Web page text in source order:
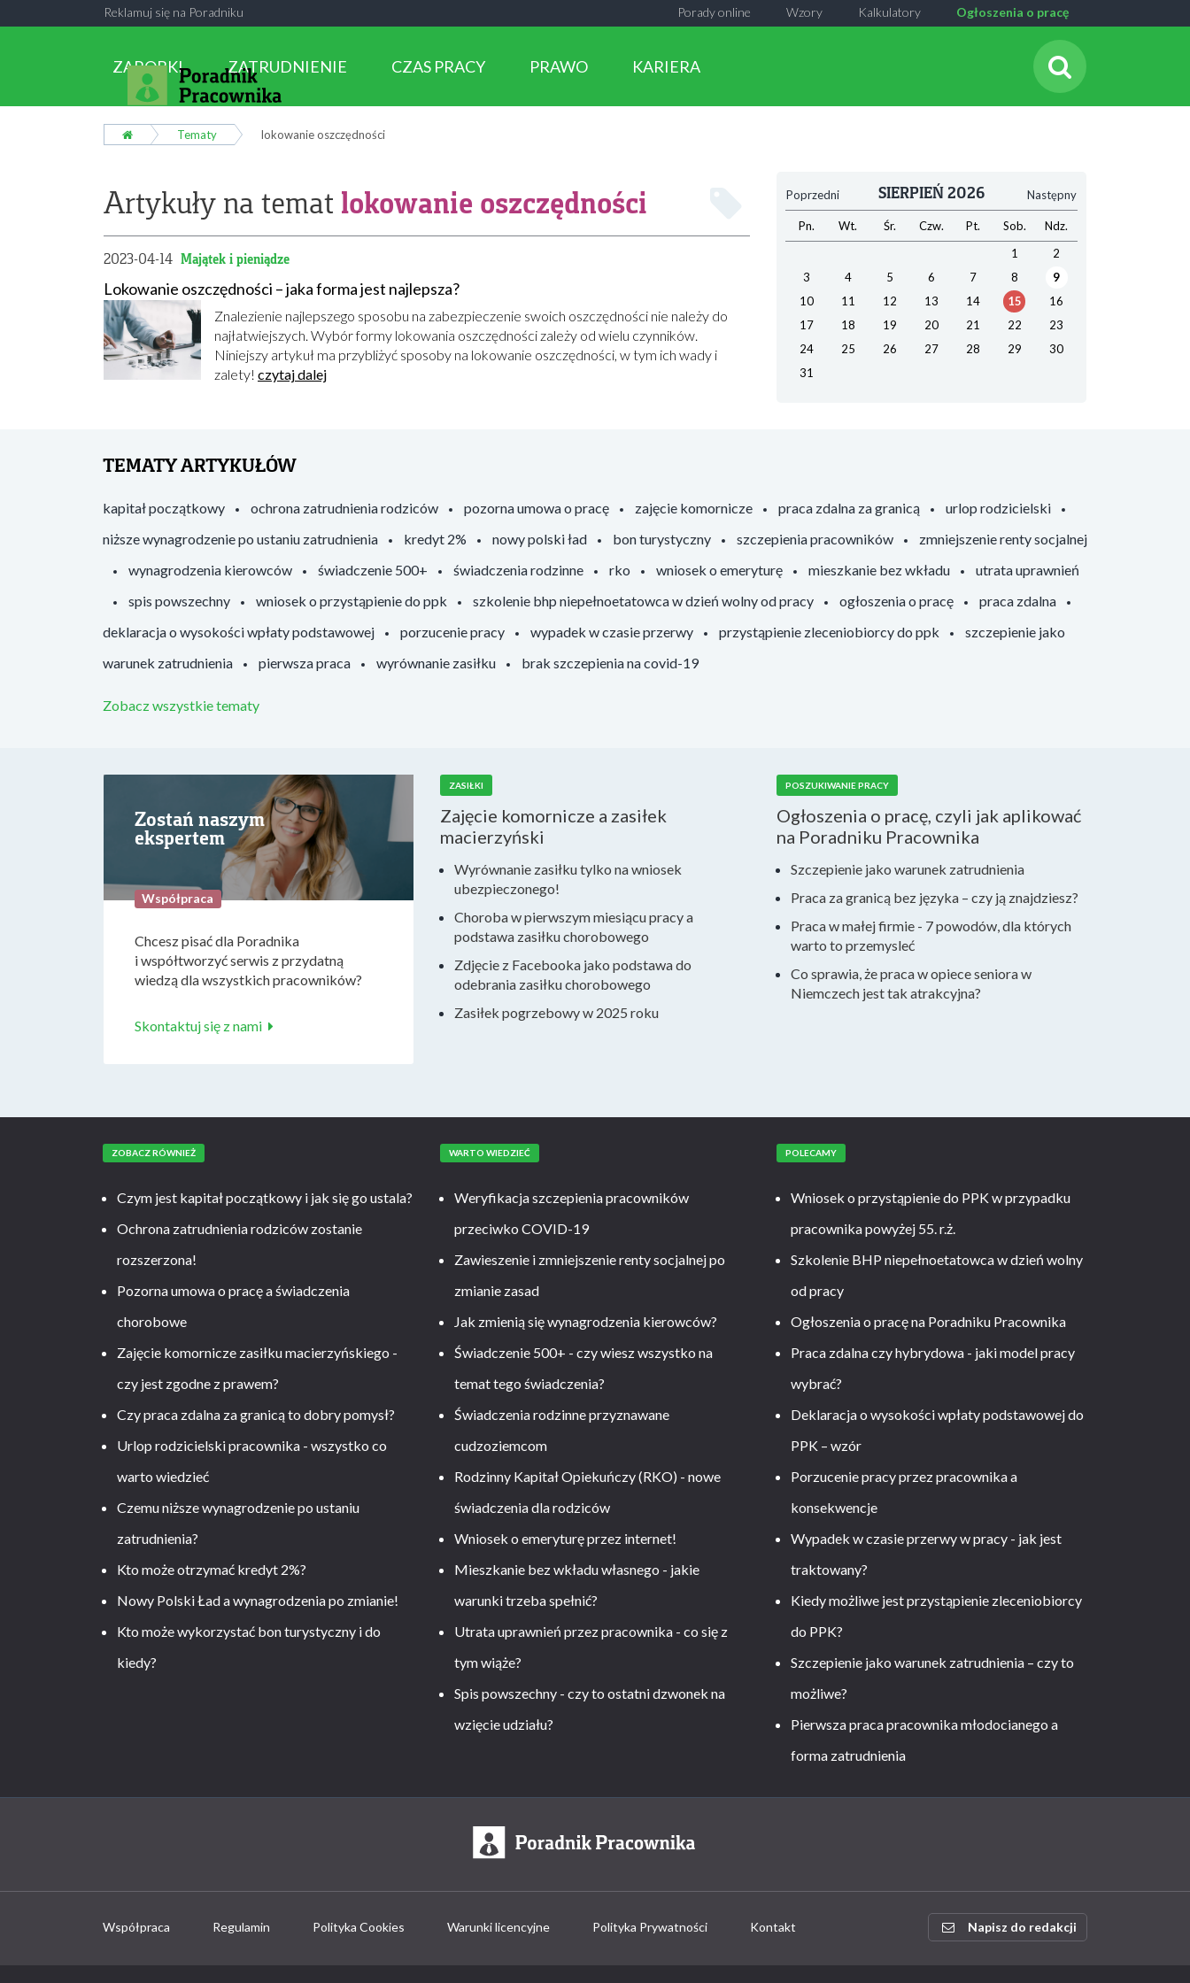
Reklamuj się na Poradniku Ogłoszenia o pracę
Kalkulatory
Wzory
Porady online
ZAROBKI ZATRUDNIENIE CZAS PRACY PRAWO KARIERA
Tematy lokowanie oszczędności
Artykuły na temat lokowanie oszczędności
2023-04-14 Majątek i pieniądze
Lokowanie oszczędności – jaka forma jest najlepsza?
Znalezienie najlepszego sposobu na zabezpieczenie swoich oszczędności nie należy do
najłatwiejszych. Wybór formy lokowania oszczędności zależy od wielu czynników.
Niniejszy artykuł ma przybliżyć sposoby na lokowanie oszczędności, w tym ich wady i
zalety! czytaj dalej
Poprzedni Następny
SIERPIEŃ 2026
Pn. Wt. Śr. Czw. Pt. Sob.
Ndz.
1
2
3
4 5 6 7 8
9
10
11 12 13 14 15
16
17
18 19 20 21 22
23
24
25 26 27 28 29
30
31
TEMATY ARTYKUŁÓW
kapitał początkowy ochrona zatrudnienia rodziców pozorna umowa o pracę zajęcie komornicze praca zdalna za granicą
urlop rodzicielski
niższe wynagrodzenie po ustaniu zatrudnienia
kredyt 2% nowy polski ład bon turystyczny szczepienia pracowników
zmniejszenie renty socjalnej
wynagrodzenia kierowców
świadczenie 500+ świadczenia rodzinne rko wniosek o emeryturę mieszkanie bez wkładu
utrata uprawnień
spis powszechny
wniosek o przystąpienie do ppk szkolenie bhp niepełnoetatowca w dzień wolny od pracy ogłoszenia o pracę
praca zdalna
deklaracja o wysokości wpłaty podstawowej
porzucenie pracy wypadek w czasie przerwy przystąpienie zleceniobiorcy do ppk
szczepienie jako
warunek zatrudnienia
pierwsza praca wyrównanie zasiłku brak szczepienia na covid-19
Zobacz wszystkie tematy
Zostań naszym
ekspertem
Współpraca
Chcesz pisać dla Poradnika
i współtworzyć serwis z przydatną
wiedzą dla wszystkich pracowników?
Skontaktuj się z nami
ZASIŁKI
Zajęcie komornicze a zasiłek
macierzyński
Wyrównanie zasiłku tylko na wniosek
ubezpieczonego!
Choroba w pierwszym miesiącu pracy a
podstawa zasiłku chorobowego
Zdjęcie z Facebooka jako podstawa do
odebrania zasiłku chorobowego
Zasiłek pogrzebowy w 2025 roku
POSZUKIWANIE PRACY
Ogłoszenia o pracę, czyli jak aplikować
na Poradniku Pracownika
Szczepienie jako warunek zatrudnienia
Praca za granicą bez języka – czy ją znajdziesz?
Praca w małej firmie - 7 powodów, dla których
warto to przemysleć
Co sprawia, że praca w opiece seniora w
Niemczech jest tak atrakcyjna?
ZOBACZ RÓWNIEŻ
Czym jest kapitał początkowy i jak się go ustala?
Ochrona zatrudnienia rodziców zostanie
rozszerzona!
Pozorna umowa o pracę a świadczenia
chorobowe
Zajęcie komornicze zasiłku macierzyńskiego -
czy jest zgodne z prawem?
Czy praca zdalna za granicą to dobry pomysł?
Urlop rodzicielski pracownika - wszystko co
warto wiedzieć
Czemu niższe wynagrodzenie po ustaniu
zatrudnienia?
Kto może otrzymać kredyt 2%?
Nowy Polski Ład a wynagrodzenia po zmianie!
Kto może wykorzystać bon turystyczny i do
kiedy?
WARTO WIEDZIEĆ
Weryfikacja szczepienia pracowników
przeciwko COVID-19
Zawieszenie i zmniejszenie renty socjalnej po
zmianie zasad
Jak zmienią się wynagrodzenia kierowców?
Świadczenie 500+ - czy wiesz wszystko na
temat tego świadczenia?
Świadczenia rodzinne przyznawane
cudzoziemcom
Rodzinny Kapitał Opiekuńczy (RKO) - nowe
świadczenia dla rodziców
Wniosek o emeryturę przez internet!
Mieszkanie bez wkładu własnego - jakie
warunki trzeba spełnić?
Utrata uprawnień przez pracownika - co się z
tym wiąże?
Spis powszechny - czy to ostatni dzwonek na
wzięcie udziału?
POLECAMY
Wniosek o przystąpienie do PPK w przypadku
pracownika powyżej 55. r.ż.
Szkolenie BHP niepełnoetatowca w dzień wolny
od pracy
Ogłoszenia o pracę na Poradniku Pracownika
Praca zdalna czy hybrydowa - jaki model pracy
wybrać?
Deklaracja o wysokości wpłaty podstawowej do
PPK – wzór
Porzucenie pracy przez pracownika a
konsekwencje
Wypadek w czasie przerwy w pracy - jak jest
traktowany?
Kiedy możliwe jest przystąpienie zleceniobiorcy
do PPK?
Szczepienie jako warunek zatrudnienia – czy to
możliwe?
Pierwsza praca pracownika młodocianego a
forma zatrudnienia
Współpraca Regulamin Polityka Cookies Warunki licencyjne Polityka Prywatności Kontakt Napisz do redakcji